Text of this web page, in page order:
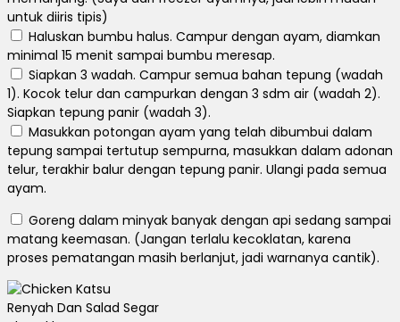
untuk diiris tipis)
Haluskan bumbu halus. Campur dengan ayam, diamkan
minimal 15 menit sampai bumbu meresap.
Siapkan 3 wadah. Campur semua bahan tepung (wadah
1). Kocok telur dan campurkan dengan 3 sdm air (wadah 2).
Siapkan tepung panir (wadah 3).
Masukkan potongan ayam yang telah dibumbui dalam
tepung sampai tertutup sempurna, masukkan dalam adonan
telur, terakhir balur dengan tepung panir. Ulangi pada semua
ayam.
Goreng dalam minyak banyak dengan api sedang sampai
matang keemasan. (Jangan terlalu kecoklatan, karena
proses pematangan masih berlanjut, jadi warnanya cantik).